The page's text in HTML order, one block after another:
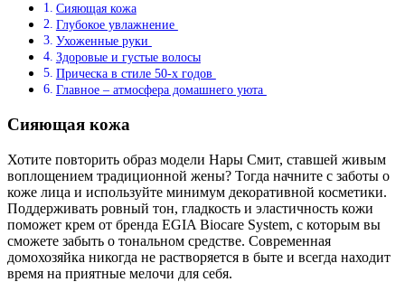
Сияющая кожа
Глубокое увлажнение
Ухоженные руки
Здоровые и густые волосы
Прическа в стиле 50-х годов
Главное – атмосфера домашнего уюта
Сияющая кожа
Хотите повторить образ модели Нары Смит, ставшей живым
воплощением традиционной жены? Тогда начните с заботы о
коже лица и используйте минимум декоративной косметики.
Поддерживать ровный тон, гладкость и эластичность кожи
поможет крем от бренда EGIA Biocare System, с которым вы
сможете забыть о тональном средстве. Современная
домохозяйка никогда не растворяется в быте и всегда находит
время на приятные мелочи для себя.